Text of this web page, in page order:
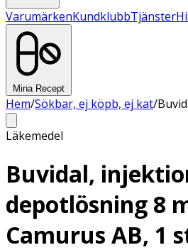
VarumärkenKundklubbTjänster
Mina Recept
Hem/Sökbar, ej köpb, ej kat/
Läkemedel
Buvidal,
depotlösning 8
Camurus AB, 1